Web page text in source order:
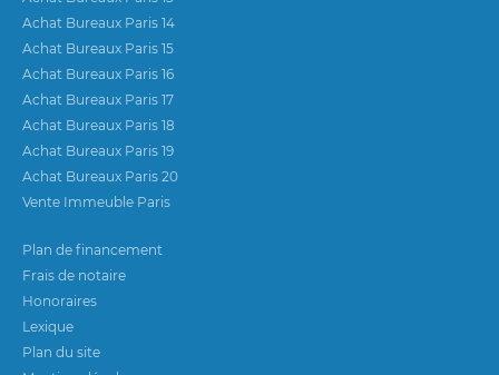
Achat Bureaux Paris 14
Achat Bureaux Paris 15
Achat Bureaux Paris 16
Achat Bureaux Paris 17
Achat Bureaux Paris 18
Achat Bureaux Paris 19
Achat Bureaux Paris 20
Vente Immeuble Paris
Plan de financement
Frais de notaire
Honoraires
Lexique
Plan du site